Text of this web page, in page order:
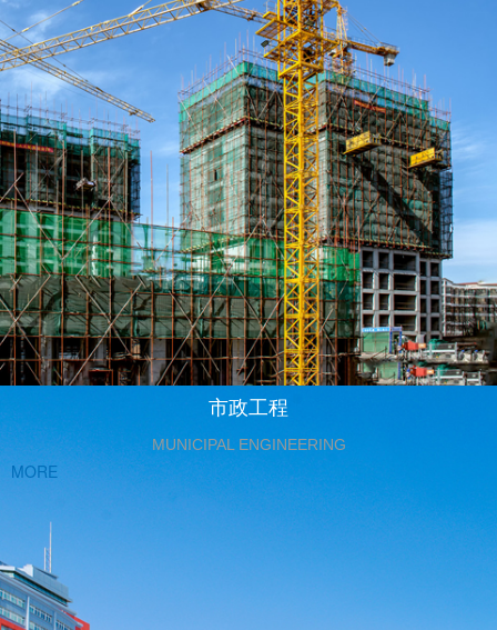
市政工程
MUNICIPAL ENGINEERING
MORE